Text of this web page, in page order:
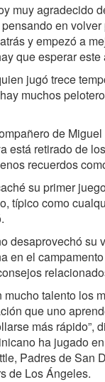
muy agradecido
en
y empezó a
que esperar
jugó trece
muchos
de
está retirado de
recuerdos
su primer
típico como
desaprovechó su
en el
mucho talento los
que uno
más rápido”,
ha jugado
Padres de San
de Los Ángeles.